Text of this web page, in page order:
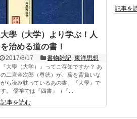
大學（大学）より学ぶ！人
を治める道の書！
2017/8/17 書物雑記,東洋思想
『大學（大学）』ってご存知ですか？ あ
の二宮金次郎（尊徳）が、薪を背負いな
がら読み耽っているあの書、『大學』で
す。 儒学では『四書』（『...
記事を読む
記事を